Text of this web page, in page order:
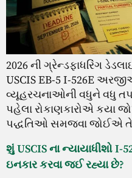
2026 ની ગ્રેન્ડફાધરિંગ
USCIS EB-5 I-526E
વ્યૂહરચનાઓની વધુને વધુ
પહેલા રોકાણકારોએ કયા
પદ્ધતિઓ સમજવા જોઈએ તે
શું USCIS ના ન્યાયાધીશો
ઇનકાર કરવા જઈ રહ્યા છે?